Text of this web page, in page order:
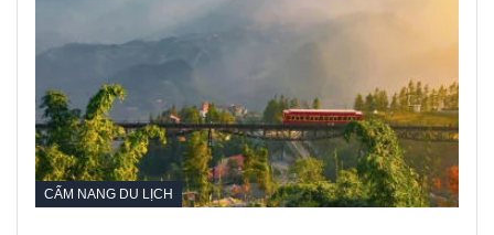
CẨM NANG DU LỊCH